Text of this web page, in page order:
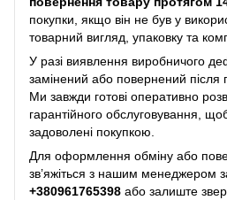
покупки, якщо він не був у
товарний вигляд, упаковку та
У разі виявлення виробничого
замінений або повернений після
Ми завжди готові оперативно
гарантійного обслуговування,
задоволені покупкою.
Для оформлення обміну або
зв’яжіться з нашим менеджером
+380961765398 або залиште